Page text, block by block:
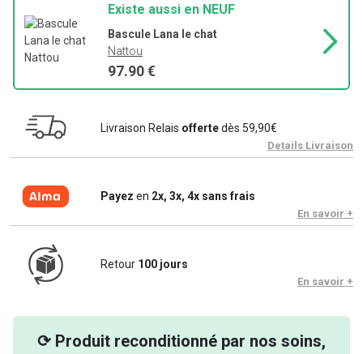
Existe aussi en NEUF
Bascule Lana le chat
Nattou
97.90 €
Livraison Relais offertedès 59,90€
Details Livraison
Payez en 2x, 3x, 4x sans frais
En savoir +
Retour 100 jours
En savoir +
⟳ Produit reconditionné par nos soins,